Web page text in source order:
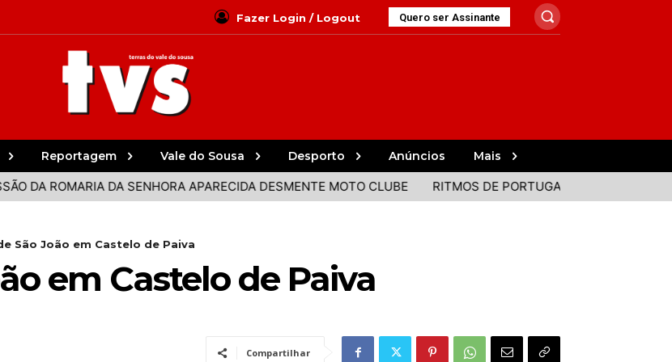
Fazer Login / Logout Quero ser Assinante
Reportagem Vale do Sousa Desporto Anúncios Mais
APARECIDA DESMENTE MOTO CLUBE RITMOS DE PORTUGAL E BRASIL JUNTOS EM PAREDES
São João em Castelo de Paiva
em Castelo de Paiva
Compartilhar